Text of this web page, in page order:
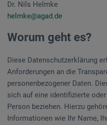
Dr. Nils Helmke
helmke@agad.de
Worum geht es?
Diese Datenschutzerklärung
Anforderungen an die
personenbezogener Daten.
sich auf eine identifizierte
Person beziehen. Hierzu
Informationen wie Ihr Name,